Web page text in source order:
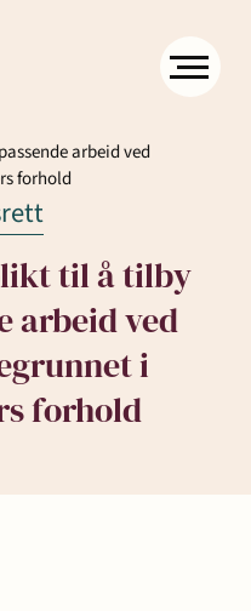
arbeid ved
forhold
til å tilby
arbeid ved
i
forhold
Menneskene
Kontakt
Om